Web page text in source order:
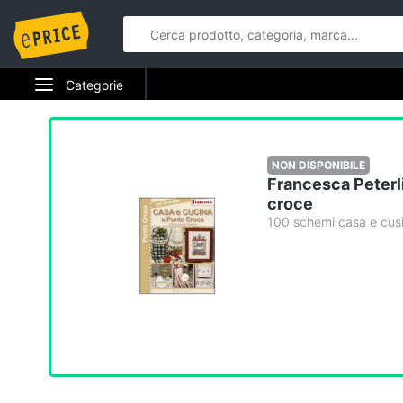
Categorie
Elettrodomestici
Tv e Home Cinema
NON DISPONIBILE
Francesca
croce
100 schemi casa e